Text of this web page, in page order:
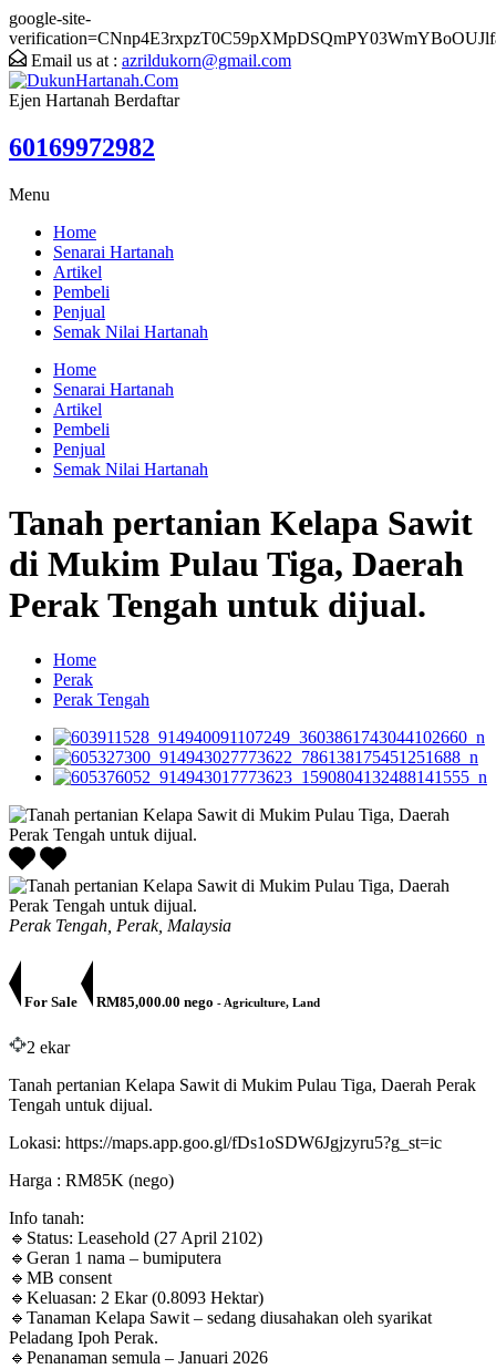
google-site-
Email us at : azrildukorn@gmail.com
Ejen Hartanah Berdaftar
60169972982
Menu
Home
Senarai Hartanah
Artikel
Pembeli
Penjual
Semak Nilai Hartanah
Home
Senarai Hartanah
Artikel
Pembeli
Penjual
Semak Nilai Hartanah
Tanah pertanian Kelapa Sawit
di Mukim Pulau Tiga, Daerah
Perak Tengah untuk dijual.
Home
Perak
Perak Tengah
Perak Tengah, Perak, Malaysia
For Sale RM85,000.00 nego - Agriculture, Land
2 ekar
Tanah pertanian Kelapa Sawit di Mukim Pulau Tiga, Daerah Perak
Tengah untuk dijual.
Lokasi: https://maps.app.goo.gl/fDs1oSDW6Jgjzyru5?g_st=ic
Harga : RM85K (nego)
Info tanah:
🔹Status: Leasehold (27 April 2102)
🔹Geran 1 nama – bumiputera
🔹MB consent
🔹Keluasan: 2 Ekar (0.8093 Hektar)
🔹Tanaman Kelapa Sawit – sedang diusahakan oleh syarikat
Peladang Ipoh Perak.
🔹Penanaman semula – Januari 2026